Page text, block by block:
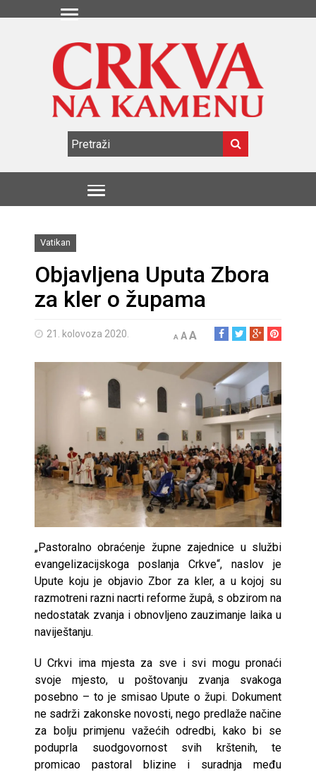
Vatikan
Objavljena Uputa Zbora
za kler o župama
21. kolovoza 2020. A AA
„Pastoralno obraćenje župne zajednice u službi
evangelizacijskoga poslanja Crkve“, naslov je
Upute koju je objavio Zbor za kler, a u kojoj su
razmotreni razni nacrti reforme župâ, s obzirom na
nedostatak zvanja i obnovljeno zauzimanje laika u
naviještanju.
U Crkvi ima mjesta za sve i svi mogu pronaći
svoje mjesto, u poštovanju zvanja svakoga
posebno – to je smisao Upute o župi. Dokument
ne sadrži zakonske novosti, nego predlaže načine
za bolju primjenu važećih odredbi, kako bi se
poduprla suodgovornost svih krštenih, te
promicao pastoral blizine i suradnja među